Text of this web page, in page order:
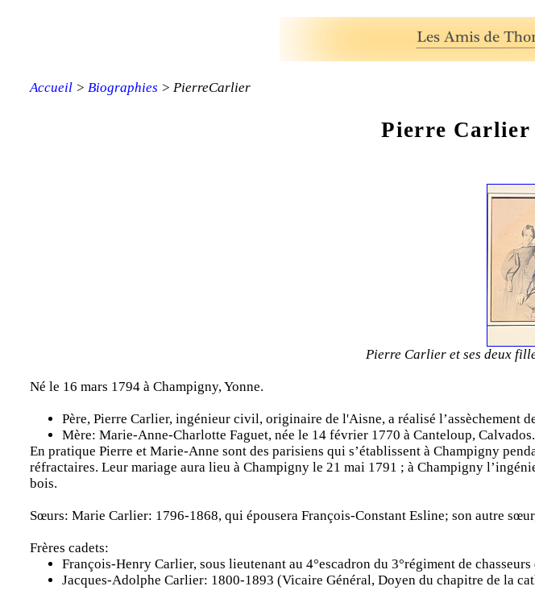
Accueil> Biographies > PierreCarlier
Pierre Carlier
Pierre Carlier et ses deux
Né le 16 mars 1794 à Champigny, Yonne.
Père, Pierre Carlier, ingénieur civil, originaire de l'Aisne, a réalisé l’assèchement
Mère: Marie-Anne-Charlotte Faguet, née le 14 février 1770 à Canteloup, Calvados.
En pratique Pierre et Marie-Anne sont des parisiens qui s’établissent à Champigny
réfractaires. Leur mariage aura lieu à Champigny le 21 mai 1791 ; à Champigny
bois.
Sœurs: Marie Carlier: 1796-1868, qui épousera François-Constant Esline; son autre
Frères cadets:
François-Henry Carlier, sous lieutenant au 4°escadron du 3°régiment de
Jacques-Adolphe Carlier: 1800-1893 (Vicaire Général, Doyen du chapitre de la